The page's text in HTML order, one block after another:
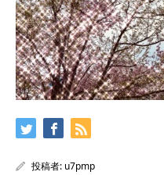
投稿者: u7pmp